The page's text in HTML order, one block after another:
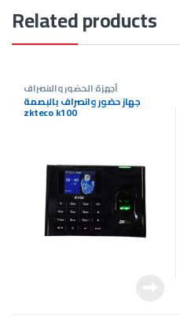
Related products
أجهزة الحضور والانصراف
جهاز حضور وانصراف بالبصمة
zkteco k100